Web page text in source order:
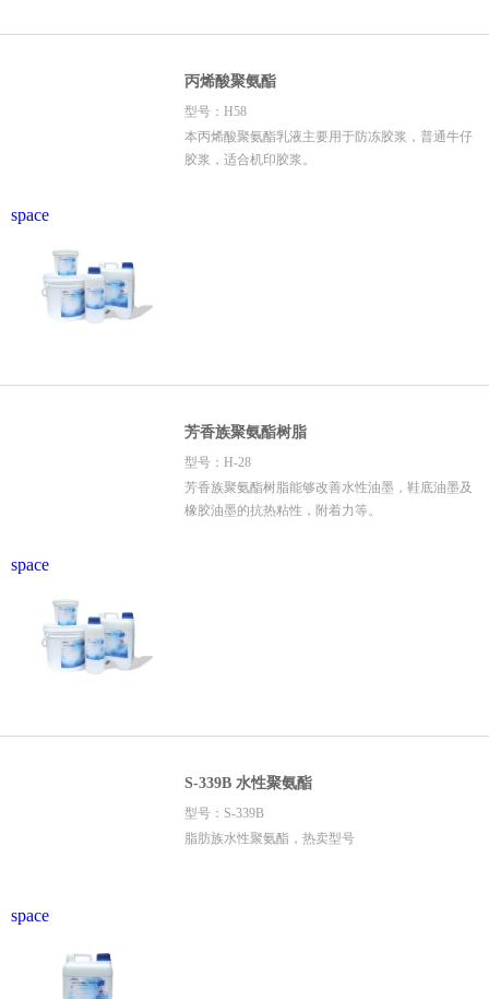
space
丙烯酸聚氨酯
型号：H58
本丙烯酸聚氨酯乳液主要用于防冻胶浆，普通牛仔
胶浆，适合机印胶浆。
space
芳香族聚氨酯树脂
型号：H-28
芳香族聚氨酯树脂能够改善水性油墨，鞋底油墨及
橡胶油墨的抗热粘性，附着力等。
space
S-339B 水性聚氨酯
型号：S-339B
脂肪族水性聚氨酯，热卖型号